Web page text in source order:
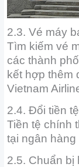
2.3. Vé máy
Tìm kiếm vé
các thành
kết hợp thêm
Vietnam
2.4. Đổi tiền tệ
Tiền tệ chính
tại ngân
2.5. Chuẩn bị